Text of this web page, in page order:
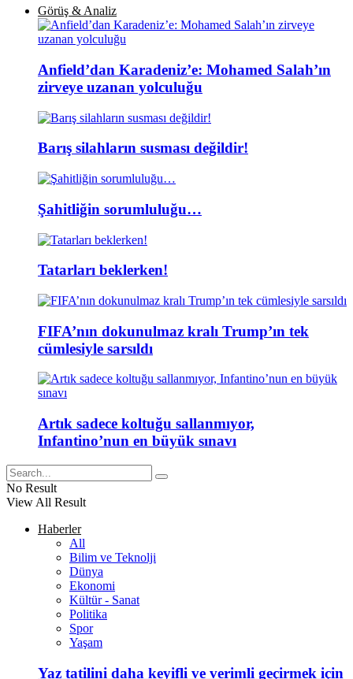
Görüş & Analiz
Anfield’dan Karadeniz’e: Mohamed Salah’ın
zirveye uzanan yolculuğu
Barış silahların susması değildir!
Şahitliğin sorumluluğu…
Tatarları beklerken!
FIFA’nın dokunulmaz kralı Trump’ın tek
cümlesiyle sarsıldı
Artık sadece koltuğu sallanmıyor,
Infantino’nun en büyük sınavı
No Result
View All Result
Haberler
All
Bilim ve Teknolji
Dünya
Ekonomi
Kültür - Sanat
Politika
Spor
Yaşam
Yaz tatilini daha keyifli ve verimli geçirmek için